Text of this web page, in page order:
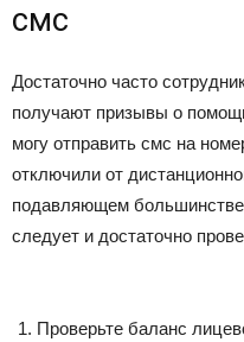
смс
Достаточно часто
получают призывы о
могу отправить смс на
отключили от
подавляющем большинстве
следует и достаточно
Проверьте баланс